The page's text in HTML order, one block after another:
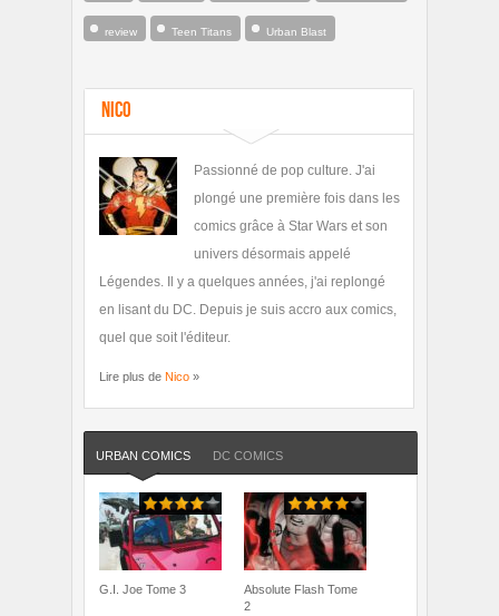
review Teen Titans Urban Blast
Nico
Passionné de pop culture. J'ai
plongé une première fois dans les
comics grâce à Star Wars et son
univers désormais appelé
Légendes. Il y a quelques années, j'ai replongé
en lisant du DC. Depuis je suis accro aux comics,
quel que soit l'éditeur.
Lire plus de Nico »
URBAN COMICS DC COMICS
G.I. Joe Tome 3
Absolute Flash Tome
2